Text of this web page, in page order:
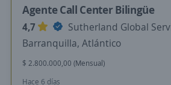
Agente Call Center Bilingüe
4,7
Sutherland Global
Barranquilla, Atlántico
$ 2.800.000,00 (Mensual)
Hace 6 días